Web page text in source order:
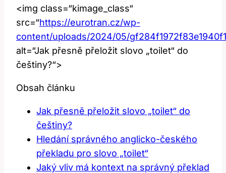
<img class=“kimage_class“
src=“https://eurotran.cz/wp-
content/uploads/2024/05/
alt=“Jak přesně přeložit slovo „toilet“ do
češtiny?“>
Obsah článku
Jak přesně přeložit slovo „toilet“ do
češtiny?
Hledání správného anglicko-českého
překladu pro slovo „toilet“
Jaký vliv má kontext na správný překlad